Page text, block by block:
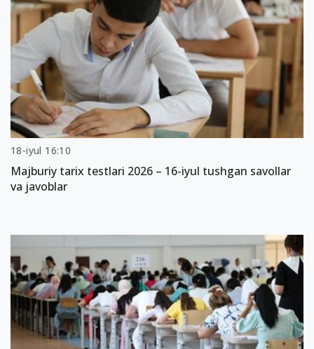
18-iyul 16:10
Majburiy tarix testlari 2026 – 16-iyul tushgan savollar
va javoblar